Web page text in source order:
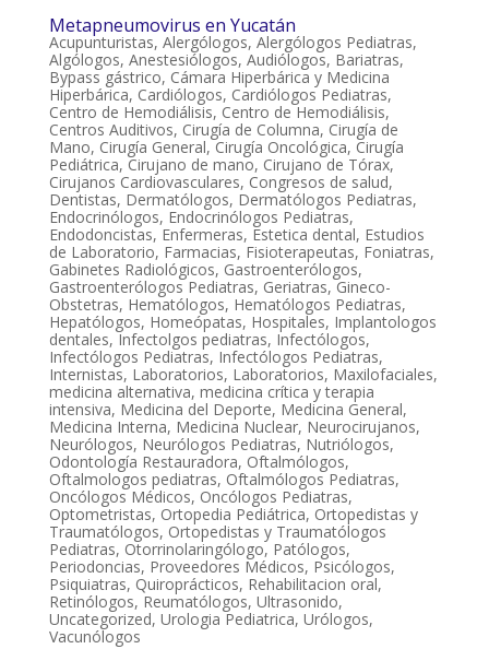
Metapneumovirus en Yucatán
Acupunturistas, Alergólogos, Alergólogos Pediatras,
Algólogos, Anestesiólogos, Audiólogos, Bariatras,
Bypass gástrico, Cámara Hiperbárica y Medicina
Hiperbárica, Cardiólogos, Cardiólogos Pediatras,
Centro de Hemodiálisis, Centro de Hemodiálisis,
Centros Auditivos, Cirugía de Columna, Cirugía de
Mano, Cirugía General,Cirugía Oncológica, Cirugía
Pediátrica, Cirujano de mano, Cirujano de Tórax,
Cirujanos Cardiovasculares, Congresos de salud,
Dentistas, Dermatólogos, Dermatólogos Pediatras,
Endocrinólogos, Endocrinólogos Pediatras,
Endodoncistas, Enfermeras, Estetica dental, Estudios
de Laboratorio, Farmacias, Fisioterapeutas, Foniatras,
Gabinetes Radiológicos, Gastroenterólogos,
Gastroenterólogos Pediatras, Geriatras,Gineco-
Obstetras, Hematólogos, Hematólogos Pediatras,
Hepatólogos, Homeópatas, Hospitales, Implantologos
dentales,Infectolgos pediatras, Infectólogos,
Infectólogos Pediatras, Infectólogos Pediatras,
Internistas, Laboratorios, Laboratorios, Maxilofaciales,
medicina alternativa, medicina crítica y terapia
intensiva, Medicina del Deporte, Medicina General,
Medicina Interna, Medicina Nuclear, Neurocirujanos,
Neurólogos, Neurólogos Pediatras, Nutriólogos,
Odontología Restauradora, Oftalmólogos,
Oftalmologos pediatras, Oftalmólogos Pediatras,
Oncólogos Médicos, Oncólogos Pediatras,
Optometristas, Ortopedia Pediátrica, Ortopedistas y
Traumatólogos, Ortopedistas y Traumatólogos
Pediatras, Otorrinolaringólogo, Patólogos,
Periodoncias, Proveedores Médicos, Psicólogos,
Psiquiatras, Quiroprácticos, Rehabilitacion oral,
Retinólogos, Reumatólogos, Ultrasonido,
Uncategorized, Urologia Pediatrica, Urólogos,
Vacunólogos